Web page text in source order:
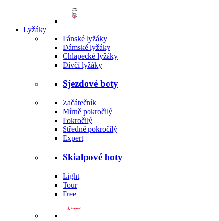
Lyžáky
Pánské lyžáky
Dámské lyžáky
Chlapecké lyžáky
Dívčí lyžáky
Sjezdové boty
Začátečník
Mírně pokročilý
Pokročilý
Středně pokročilý
Expert
Skialpové boty
Light
Tour
Free